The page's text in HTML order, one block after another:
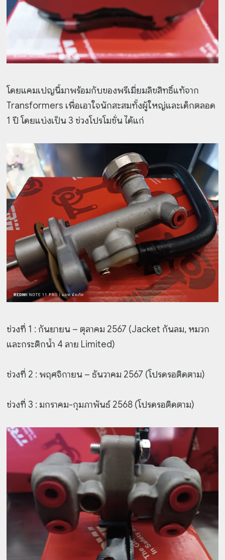
โดยแคมเปญนี้มาพร้อมกับของพรีเมี่ยมลิขสิทธิ์แท้จาก
Transformers เพื่อเอาใจนักสะสมทั้งผู้ใหญ่และเด็กตลอด
1 ปี โดยแบ่งเป็น 3 ช่วงโปรโมชั่น ได้แก่
ช่วงที่ 1 : กันยายน – ตุลาคม 2567 (Jacket กันลม, หมวก
และกระติกน้ำ 4 ลาย Limited)
ช่วงที่ 2 : พฤศจิกายน – ธันวาคม 2567 (โปรดรอติดตาม)
ช่วงที่ 3 : มกราคม-กุมภาพันธ์ 2568 (โปรดรอติดตาม)